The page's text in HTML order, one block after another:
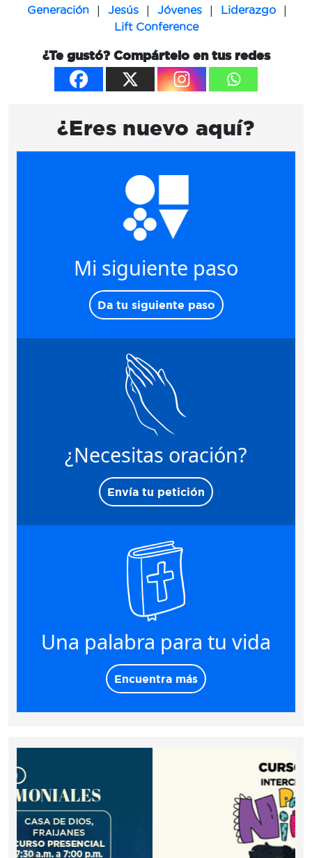
Generación | Jesús | Jóvenes | Liderazgo |
Lift Conference
¿Te gustó? Compártelo en tus redes
¿Eres nuevo aquí?
Mi siguiente paso
Da tu siguiente paso
¿Necesitas oración?
Envía tu petición
Una palabra para tu vida
Encuentra más